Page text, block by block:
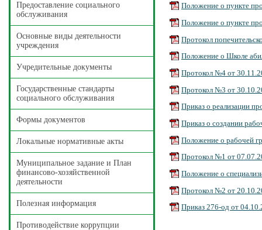
Предоставление социального
обслуживания
Основные виды деятельности
учреждения
Учредительные документы
Государственные стандарты
социального обслуживания
Формы документов
Локальные нормативные акты
Муниципальное задание и План
финансово-хозяйственной
деятельности
Полезная информация
Противодействие коррупции
Положение о пункте
Положение о пункте
Протокол
Положение о Школе
Протокол №4 от
Протокол №3 от
Приказ о реализации
Приказ о создании
Положение о рабочей
Протокол №1 от
Положение о
Протокол №2 от
Приказ 276-од от